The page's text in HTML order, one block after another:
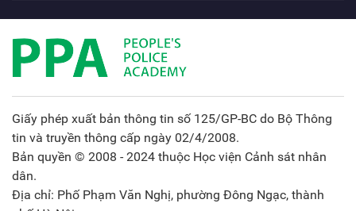
Giấy phép xuất bản thông tin số 125/GP-BC do Bộ Thông
tin và truyền thông cấp ngày 02/4/2008.
Bản quyền © 2008 - 2024 thuộc Học viện Cảnh sát nhân
dân.
Địa chỉ: Phố Phạm Văn Nghị, phường Đông Ngạc, thành